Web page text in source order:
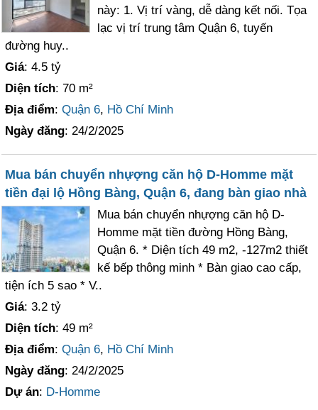
này: 1. Vị trí vàng, dễ dàng kết nối. Tọa
lạc vị trí trung tâm Quận 6, tuyến
đường huy..
Giá: 4.5 tỷ
Diện tích: 70 m²
Địa điểm:Quận 6, Hồ Chí Minh
Ngày đăng: 24/2/2025
Mua bán chuyển nhựợng căn hộ D-Homme mặt
tiền đại lộ Hồng Bàng, Quận 6, đang bàn giao nhà
Mua bán chuyển nhựợng căn hộ D-
Homme mặt tiền đường Hồng Bàng,
Quận 6. * Diện tích 49 m2, -127m2 thiết
kế bếp thông minh * Bàn giao cao cấp,
tiện ích 5 sao * V..
Giá: 3.2 tỷ
Diện tích: 49 m²
Địa điểm:Quận 6, Hồ Chí Minh
Ngày đăng: 24/2/2025
Dự án: D-Homme